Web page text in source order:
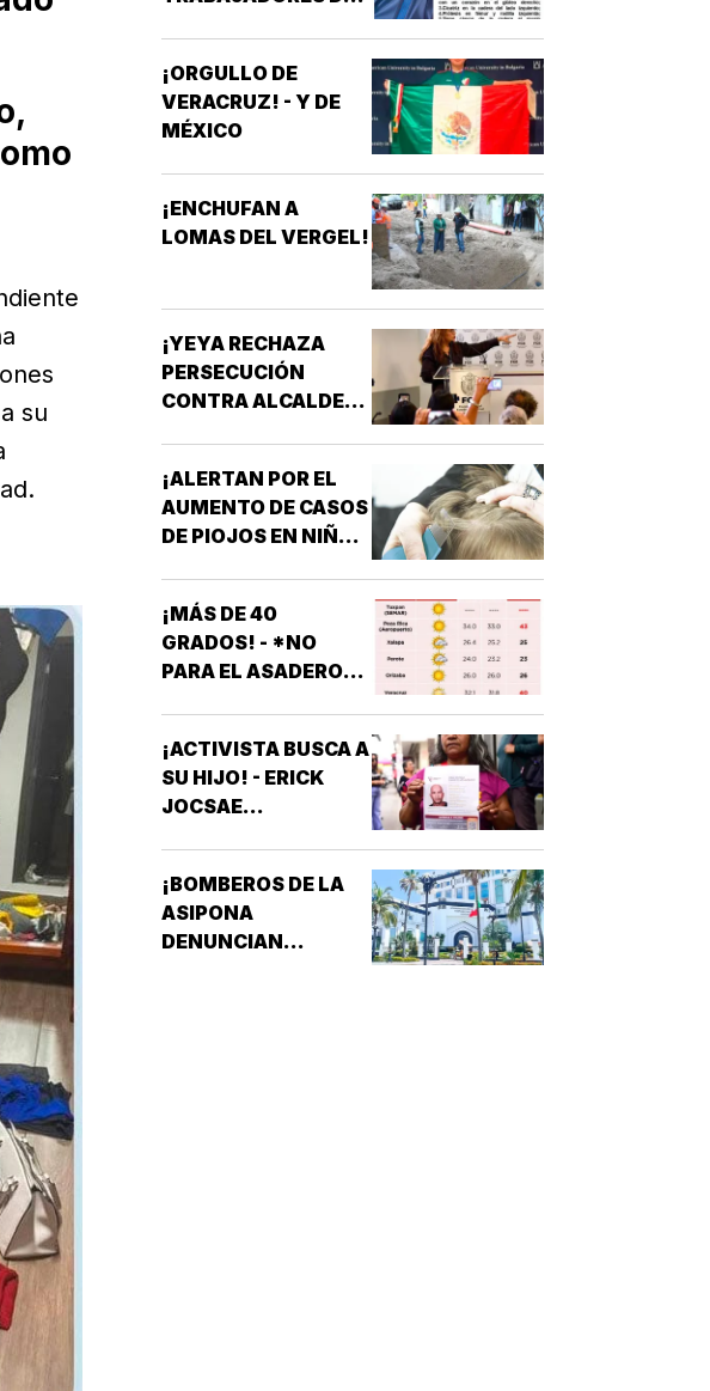
su
DESAPARICIÓN
MASIVA
¡ORGULLO DE
VERACRUZ! - Y DE
MÉXICO
¡ENCHUFAN A
LOMAS DEL VERGEL!
¡YEYA RECHAZA
PERSECUCIÓN
CONTRA ALCALDES!
¡ALERTAN POR EL
AUMENTO DE CASOS
DE PIOJOS EN NIÑOS
¡MÁS DE 40
GRADOS! - *NO
PARA EL ASADERO
¡ACTIVISTA BUSCA A
SU HIJO! - ERICK
JOCSAE
¡BOMBEROS DE LA
ASIPONA
DENUNCIAN